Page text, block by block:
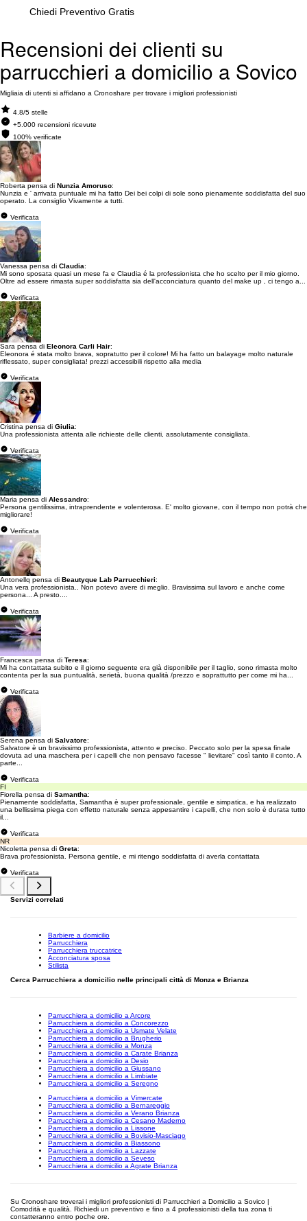
Chiedi Preventivo Gratis
Recensioni dei clienti su
parrucchieri a domicilio a Sovico
Migliaia di utenti si affidano a Cronoshare per trovare i migliori professionisti
4.8/5 stelle
+5.000 recensioni ricevute
100% verificate
Roberta pensa di Nunzia Amoruso:
Nunzia e ' arrivata puntuale mi ha fatto Dei bei colpi di sole sono pienamente soddisfatta del suo
operato. La consiglio Vivamente a tutti.
Verificata
Vanessa pensa di Claudia:
Mi sono sposata quasi un mese fa e Claudia é la professionista che ho scelto per il mio giorno.
Oltre ad essere rimasta super soddisfatta sia dell'acconciatura quanto del make up , ci tengo a...
Verificata
Sara pensa di Eleonora Carli Hair:
Eleonora é stata molto brava, sopratutto per il colore! Mi ha fatto un balayage molto naturale
riflessato, super consigliata! prezzi accessibili rispetto alla media
Verificata
Cristina pensa di Giulia:
Una professionista attenta alle richieste delle clienti, assolutamente consigliata.
Verificata
Maria pensa di Alessandro:
Persona gentilissima, intraprendente e volenterosa. E' molto giovane, con il tempo non potrà che
migliorare!
Verificata
Antonellq pensa di Beautyque Lab Parrucchieri:
Una vera professionista.. Non potevo avere di meglio. Bravissima sul lavoro e anche come
persona... A presto....
Verificata
Francesca pensa di Teresa:
Mi ha contattata subito e il giorno seguente era già disponibile per il taglio, sono rimasta molto
contenta per la sua puntualità, serietà, buona qualità /prezzo e soprattutto per come mi ha...
Verificata
Serena pensa di Salvatore:
Salvatore è un bravissimo professionista, attento e preciso. Peccato solo per la spesa finale
dovuta ad una maschera per i capelli che non pensavo facesse " lievitare" così tanto il conto. A
parte...
Verificata
FI
Fiorella pensa di Samantha:
Pienamente soddisfatta, Samantha è super professionale, gentile e simpatica, e ha realizzato
una bellissima piega con effetto naturale senza appesantire i capelli, che non solo è durata tutto
il...
Verificata
NR
Nicoletta pensa di Greta:
Brava professionista. Persona gentile, e mi ritengo soddisfatta di averla contattata
Verificata
Servizi correlati
Barbiere a domicilio
Parrucchiera
Parrucchiera truccatrice
Acconciatura sposa
Stilista
Cerca Parrucchiera a domicilio nelle principali città di Monza e Brianza
Parrucchiera a domicilio a Arcore
Parrucchiera a domicilio a Concorezzo
Parrucchiera a domicilio a Usmate Velate
Parrucchiera a domicilio a Brugherio
Parrucchiera a domicilio a Monza
Parrucchiera a domicilio a Carate Brianza
Parrucchiera a domicilio a Desio
Parrucchiera a domicilio a Giussano
Parrucchiera a domicilio a Limbiate
Parrucchiera a domicilio a Seregno
Parrucchiera a domicilio a Vimercate
Parrucchiera a domicilio a Bernareggio
Parrucchiera a domicilio a Verano Brianza
Parrucchiera a domicilio a Cesano Maderno
Parrucchiera a domicilio a Lissone
Parrucchiera a domicilio a Bovisio-Masciago
Parrucchiera a domicilio a Biassono
Parrucchiera a domicilio a Lazzate
Parrucchiera a domicilio a Seveso
Parrucchiera a domicilio a Agrate Brianza
Su Cronoshare troverai i migliori professionisti di Parrucchieri a Domicilio a Sovico |
Comodità e qualità. Richiedi un preventivo e fino a 4 professionisti della tua zona ti
contatteranno entro poche ore.